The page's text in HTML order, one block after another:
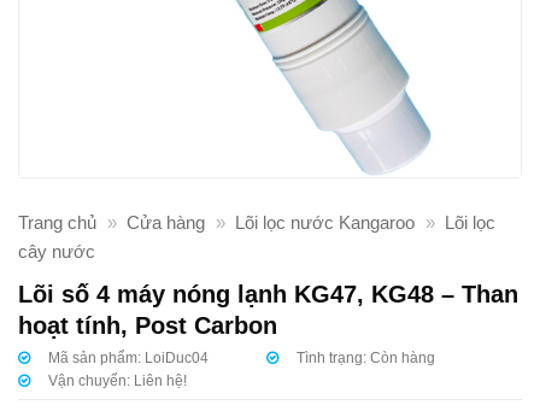
Trang chủ » Cửa hàng » Lõi lọc nước Kangaroo » Lõi lọc
cây nước
Lõi số 4 máy nóng lạnh KG47, KG48 – Than
hoạt tính, Post Carbon
Mã sản phẩm: LoiDuc04 Tình trạng:Còn hàng
Vận chuyển: Liên hệ!